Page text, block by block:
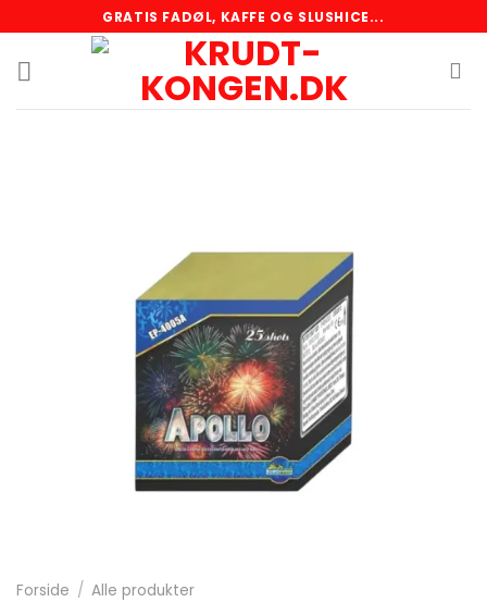
to
content
GRATIS FADØL, KAFFE OG SLUSHICE...
Forside / Alle produkter